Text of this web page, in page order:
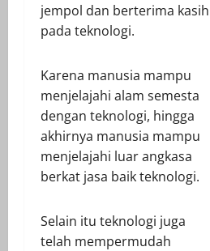
jempol dan berterima kasih
pada teknologi.
Karena manusia mampu
menjelajahi alam semesta
dengan teknologi, hingga
akhirnya manusia mampu
menjelajahi luar angkasa
berkat jasa baik teknologi.
Selain itu teknologi juga
telah mempermudah